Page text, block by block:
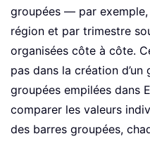
groupées — par
région et par trimestre
organisées côte à côte.
pas dans la création
groupées empilées dans
comparer les valeurs
des barres groupées,